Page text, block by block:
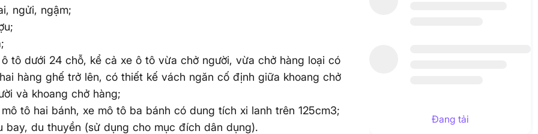
ngửi, ngậm;
ô tô dưới 24 chỗ, kể cả xe ô tô vừa chở người, vừa chở hàng loại có
hàng ghế trở lên, có thiết kế vách ngăn cố định giữa khoang chở
và khoang chở hàng;
mô tô hai bánh, xe mô tô ba bánh có dung tích xi lanh trên 125cm3;
bay, du thuyền (sử dụng cho mục đích dân dụng).
Đang tải